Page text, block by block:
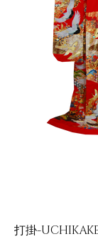
打掛-